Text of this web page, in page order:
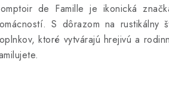
de Famille je ikonická
S dôrazom na rustikálny
ktoré vytvárajú hrejivú a